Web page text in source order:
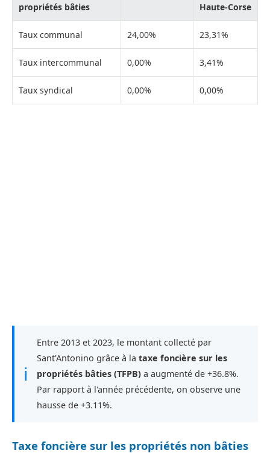
propriétés bâties
Haute-Corse
Taux communal 24,00% 23,31%
Taux intercommunal 0,00% 3,41%
Taux syndical 0,00% 0,00%
ℹ
Entre 2013 et 2023, le montant collecté par
Sant'Antonino grâce à la taxe foncière sur les
propriétés bâties (TFPB) a augmenté de +36.8%.
Par rapport à l'année précédente, on observe une
hausse de +3.11%.
Taxe foncière sur les propriétés non bâties